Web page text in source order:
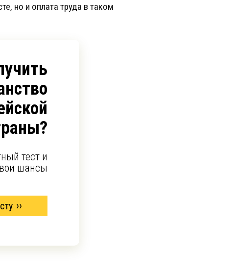
но и оплата труда в таком
тест и
шансы